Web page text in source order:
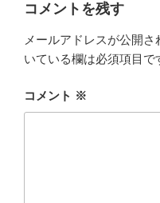
コメントを残す
メールアドレスが公開さ
いている欄は必須項目で
コメント ※